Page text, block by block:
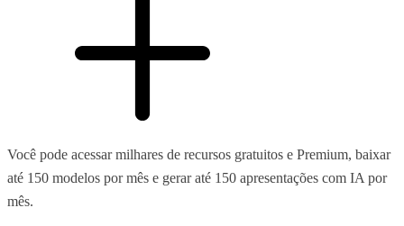
Você pode acessar milhares de recursos gratuitos e Premium, baixar
até 150 modelos por mês e gerar até 150 apresentações com IA por
mês.